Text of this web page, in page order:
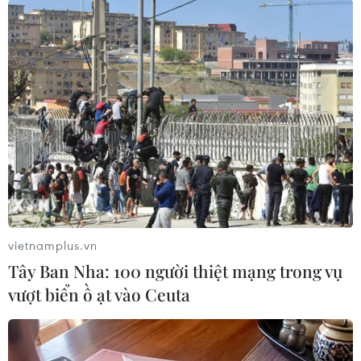
#Cộng đồng Kinh tế ASEAN
#Nền kinh tế ASEAN
Theo dõi VietnamPlus
vietnamplus.vn
Tây Ban Nha: 100 người thiệt mạng trong vụ
vượt biển ồ ạt vào Ceuta